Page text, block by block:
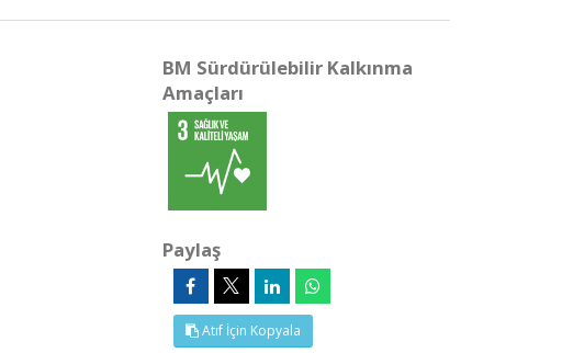
BM Sürdürülebilir Kalkınma
Amaçları
Paylaş
Atıf İçin Kopyala